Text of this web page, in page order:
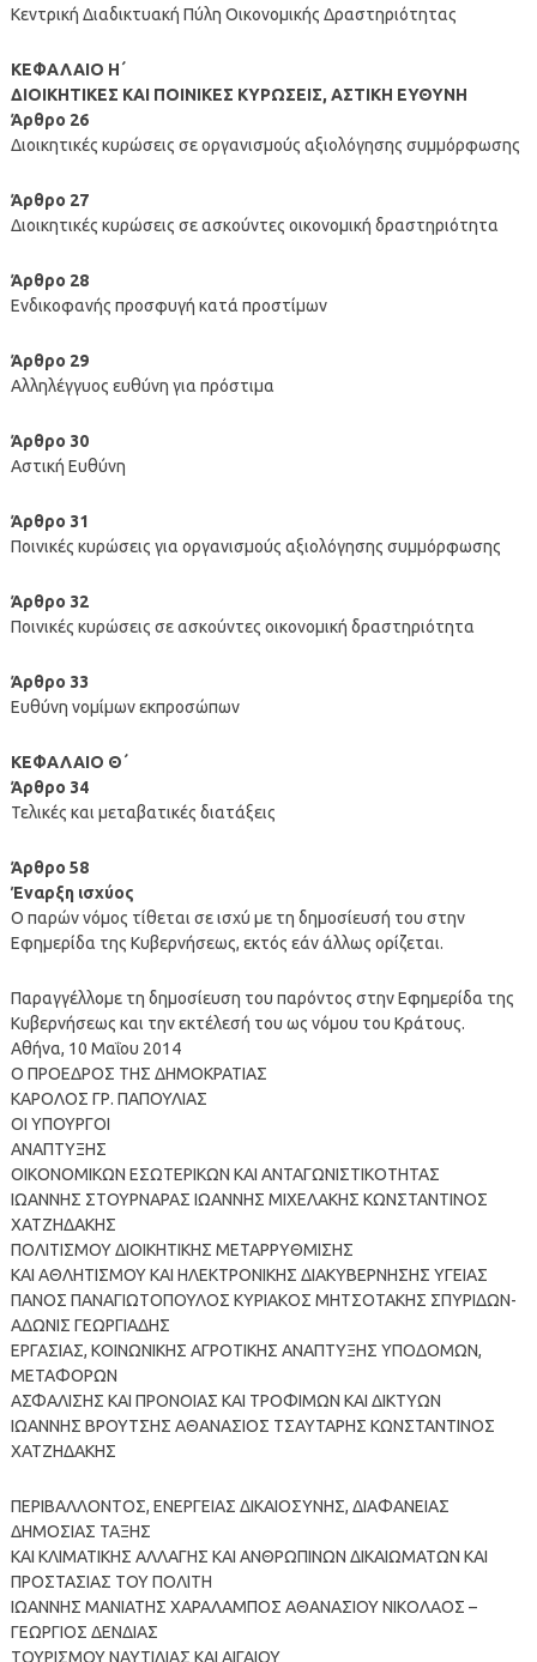
Κεντρική Διαδικτυακή Πύλη Οικονομικής Δραστηριότητας
KEΦΑΛΑΙΟ Η΄
ΔΙΟΙΚΗΤΙΚΕΣ ΚΑΙ ΠΟΙΝΙΚΕΣ ΚΥΡΩΣΕΙΣ, ΑΣΤΙΚΗ ΕΥΘΥΝΗ
Άρθρο 26
Διοικητικές κυρώσεις σε οργανισμούς αξιολόγησης συμμόρφωσης
Άρθρο 27
Διοικητικές κυρώσεις σε ασκούντες οικονομική δραστηριότητα
Άρθρο 28
Ενδικοφανής προσφυγή κατά προστίμων
Άρθρο 29
Αλληλέγγυος ευθύνη για πρόστιμα
Άρθρο 30
Αστική Ευθύνη
Άρθρο 31
Ποινικές κυρώσεις για οργανισμούς αξιολόγησης συμμόρφωσης
Άρθρο 32
Ποινικές κυρώσεις σε ασκούντες οικονομική δραστηριότητα
Άρθρο 33
Ευθύνη νομίμων εκπροσώπων
ΚΕΦΑΛΑΙΟ Θ΄
Άρθρο 34
Τελικές και μεταβατικές διατάξεις
Άρθρο 58
Έναρξη ισχύος
Ο παρών νόμος τίθεται σε ισχύ με τη δημοσίευσή του στην
Εφημερίδα της Κυβερνήσεως, εκτός εάν άλλως ορίζεται.
Παραγγέλλομε τη δημοσίευση του παρόντος στην Εφημερίδα της
Κυβερνήσεως και την εκτέλεσή του ως νόμου του Κράτους.
Αθήνα, 10 Μαΐου 2014
Ο ΠΡΟΕΔΡΟΣ ΤΗΣ ΔΗΜΟΚΡΑΤΙΑΣ
ΚΑΡΟΛΟΣ ΓΡ. ΠΑΠΟΥΛΙΑΣ
ΟΙ ΥΠΟΥΡΓΟΙ
ΑΝΑΠΤΥΞΗΣ
ΟΙΚΟΝΟΜΙΚΩΝ ΕΣΩΤΕΡΙΚΩΝ ΚΑΙ ΑΝΤΑΓΩΝΙΣΤΙΚΟΤΗΤΑΣ
ΙΩΑΝΝΗΣ ΣΤΟΥΡΝΑΡΑΣ ΙΩΑΝΝΗΣ ΜΙΧΕΛΑΚΗΣ ΚΩΝΣΤΑΝΤΙΝΟΣ
ΧΑΤΖΗΔΑΚΗΣ
ΠΟΛΙΤΙΣΜΟΥ ΔΙΟΙΚΗΤΙΚΗΣ ΜΕΤΑΡΡΥΘΜΙΣΗΣ
ΚΑΙ ΑΘΛΗΤΙΣΜΟΥ ΚΑΙ ΗΛΕΚΤΡΟΝΙΚΗΣ ΔΙΑΚΥΒΕΡΝΗΣΗΣ ΥΓΕΙΑΣ
ΠΑΝΟΣ ΠΑΝΑΓΙΩΤΟΠΟΥΛΟΣ ΚΥΡΙΑΚΟΣ ΜΗΤΣΟΤΑΚΗΣ ΣΠΥΡΙΔΩΝ-
ΑΔΩΝΙΣ ΓΕΩΡΓΙΑΔΗΣ
ΕΡΓΑΣΙΑΣ, ΚΟΙΝΩΝΙΚΗΣ ΑΓΡΟΤΙΚΗΣ ΑΝΑΠΤΥΞΗΣ ΥΠΟΔΟΜΩΝ,
ΜΕΤΑΦΟΡΩΝ
ΑΣΦΑΛΙΣΗΣ ΚΑΙ ΠΡΟΝΟΙΑΣ ΚΑΙ ΤΡΟΦΙΜΩΝ ΚΑΙ ΔΙΚΤΥΩΝ
ΙΩΑΝΝΗΣ ΒΡΟΥΤΣΗΣ ΑΘΑΝΑΣΙΟΣ ΤΣΑΥΤΑΡΗΣ ΚΩΝΣΤΑΝΤΙΝΟΣ
ΧΑΤΖΗΔΑΚΗΣ
ΠΕΡΙΒΑΛΛΟΝΤΟΣ, ΕΝΕΡΓΕΙΑΣ ΔΙΚΑΙΟΣΥΝΗΣ, ΔΙΑΦΑΝΕΙΑΣ
ΔΗΜΟΣΙΑΣ ΤΑΞΗΣ
ΚΑΙ ΚΛΙΜΑΤΙΚΗΣ ΑΛΛΑΓΗΣ ΚΑΙ ΑΝΘΡΩΠΙΝΩΝ ΔΙΚΑΙΩΜΑΤΩΝ ΚΑΙ
ΠΡΟΣΤΑΣΙΑΣ ΤΟΥ ΠΟΛΙΤΗ
ΙΩΑΝΝΗΣ ΜΑΝΙΑΤΗΣ ΧΑΡΑΛΑΜΠΟΣ ΑΘΑΝΑΣΙΟΥ ΝΙΚΟΛΑΟΣ –
ΓΕΩΡΓΙΟΣ ΔΕΝΔΙΑΣ
ΤΟΥΡΙΣΜΟΥ ΝΑΥΤΙΛΙΑΣ ΚΑΙ ΑΙΓΑΙΟΥ